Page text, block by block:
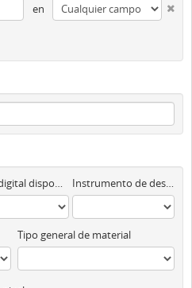
en
Objeto digital disponibles Instrumento de descripción
Tipo general de material